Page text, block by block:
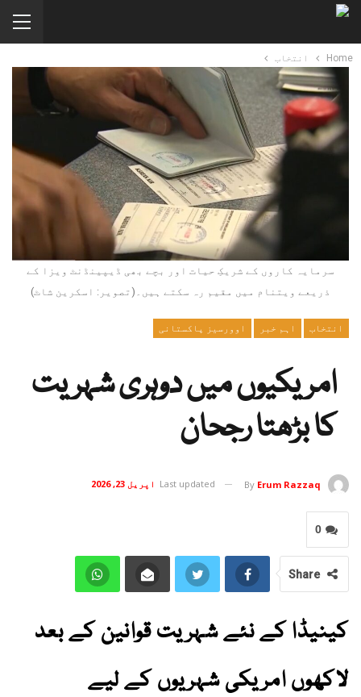
Home انتخاب
سرمایہ کاروں کے شریکِ حیات اور بچے بھی ڈیپینڈنٹ ویزا کے
ذریعے ویتنام میں مقیم رہ سکتے ہیں۔(تصویر: اسکرین شاٹ)
انتخاب اہم خبر اوورسیز پاکستانی
امریکیوں میں دوہری شہریت
کا بڑھتا رجحان
By Erum Razzaq
Last updated اپریل 23, 2026
0
Share
کینیڈا کے نئے شہریت قوانین کے بعد
لاکھوں امریکی شہریوں کے لیے